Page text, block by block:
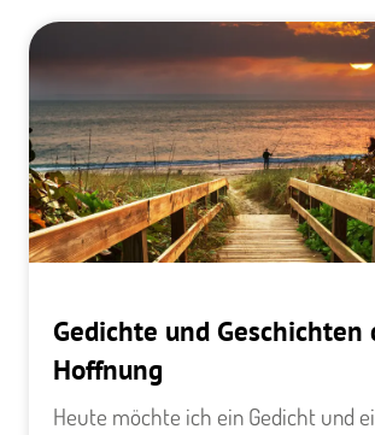
Gedichte und Geschichten
Hoffnung
Heute möchte ich ein Gedicht und